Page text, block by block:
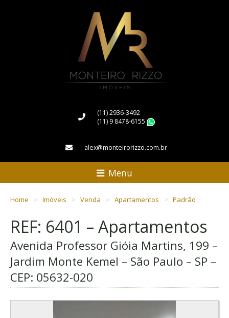
(11) 2936-3492
(11) 9 8478-6155
alex@monteirorizzo.com.br
Menu
Home Imóveis Venda Apartamentos Padrão
REF: 6401 – Apartamentos
Avenida Professor Gióia Martins, 199 –
Jardim Monte Kemel – São Paulo – SP –
CEP: 05632-020